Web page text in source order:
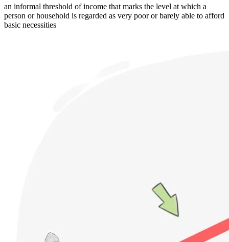
an informal threshold of income that marks the level at which a
person or household is regarded as very poor or barely able to afford
basic necessities